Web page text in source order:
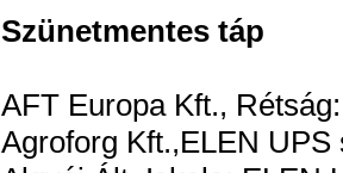
Szünetmentes táp
AFT Europa Kft.,
Agroforg Kft.,ELEN UPS